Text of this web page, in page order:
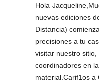
Hola
nuevas ediciones
Distancia)
precisiones a tu
visitar nuestro
coordinadores en
material.Carif1os a